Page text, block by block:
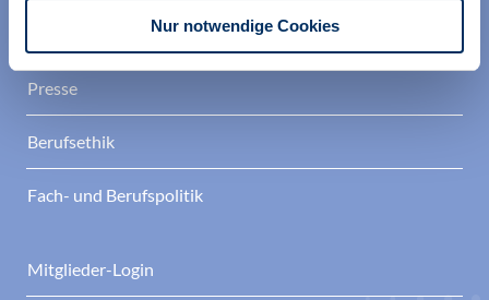
Nur notwendige Cookies
Presse
Berufsethik
Fach- und Berufspolitik
Mitglieder-Login